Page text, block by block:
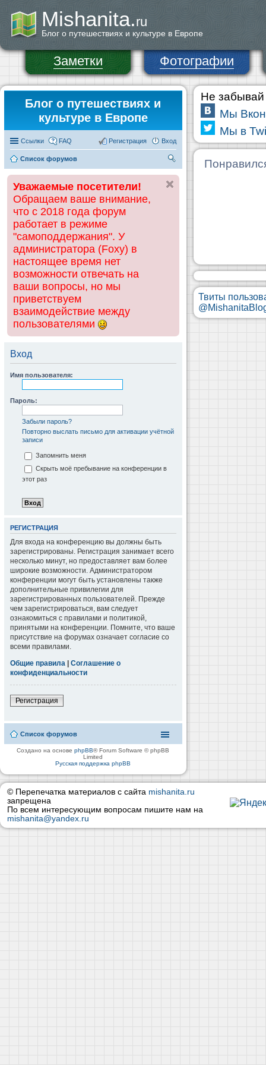
Mishanita.ru
Блог о путешествиях и культуре в Европе
Заметки Фотографии
Блог о путешествиях и
культуре в Европе
Ссылки FAQ Вход
Регистрация
Список форумов
ск
Уважаемые посетители!
Обращаем ваше внимание,
что с 2018 года форум
работает в режиме
"самоподдержания". У
администратора (Foxy) в
настоящее время нет
возможности отвечать на
ваши вопросы, но мы
приветствуем
взаимодействие между
пользователями
Вход
Имя пользователя:
Пароль:
Забыли пароль?
Повторно выслать письмо для активации учётной
записи
Запомнить меня
Скрыть моё пребывание на конференции в
этот раз
РЕГИСТРАЦИЯ
Для входа на конференцию вы должны быть
зарегистрированы. Регистрация занимает всего
несколько минут, но предоставляет вам более
широкие возможности. Администратором
конференции могут быть установлены также
дополнительные привилегии для
зарегистрированных пользователей. Прежде
чем зарегистрироваться, вам следует
ознакомиться с правилами и политикой,
принятыми на конференции. Помните, что ваше
присутствие на форумах означает согласие со
всеми правилами.
Общие правила | Соглашение о
конфиденциальности
Регистрация
Список форумов
Создано на основеphpBB® Forum Software © phpBB
Limited
Русская поддержка phpBB
Не забывай
Мы
Мы в
Твиты
© Перепечатка материалов с сайта mishanita.ru
запрещена
По всем интересующим вопросам пишите нам на
mishanita@yandex.ru